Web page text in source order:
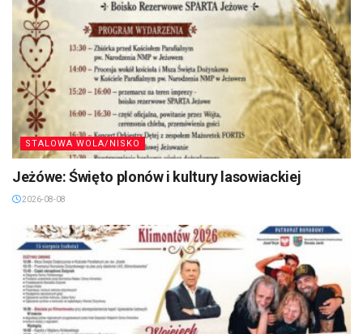
STALOWA WOLA/NISKO
Jeżówe: Święto plonów i kultury lasowiackiej
2026-08-08